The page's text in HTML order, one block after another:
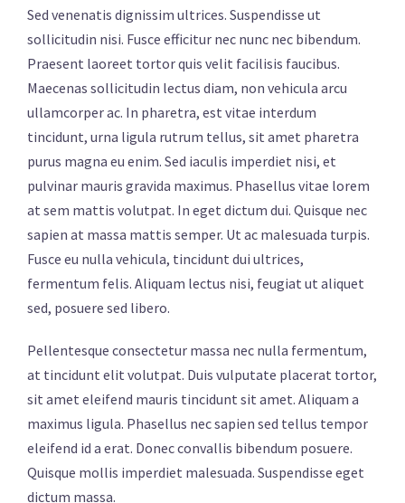
Sed venenatis dignissim ultrices. Suspendisse ut
sollicitudin nisi. Fusce efficitur nec nunc nec bibendum.
Praesent laoreet tortor quis velit facilisis faucibus.
Maecenas sollicitudin lectus diam, non vehicula arcu
ullamcorper ac. In pharetra, est vitae interdum
tincidunt, urna ligula rutrum tellus, sit amet pharetra
purus magna eu enim. Sed iaculis imperdiet nisi, et
pulvinar mauris gravida maximus. Phasellus vitae lorem
at sem mattis volutpat. In eget dictum dui. Quisque nec
sapien at massa mattis semper. Ut ac malesuada turpis.
Fusce eu nulla vehicula, tincidunt dui ultrices,
fermentum felis. Aliquam lectus nisi, feugiat ut aliquet
sed, posuere sed libero.
Pellentesque consectetur massa nec nulla fermentum,
at tincidunt elit volutpat. Duis vulputate placerat tortor,
sit amet eleifend mauris tincidunt sit amet. Aliquam a
maximus ligula. Phasellus nec sapien sed tellus tempor
eleifend id a erat. Donec convallis bibendum posuere.
Quisque mollis imperdiet malesuada. Suspendisse eget
dictum massa.